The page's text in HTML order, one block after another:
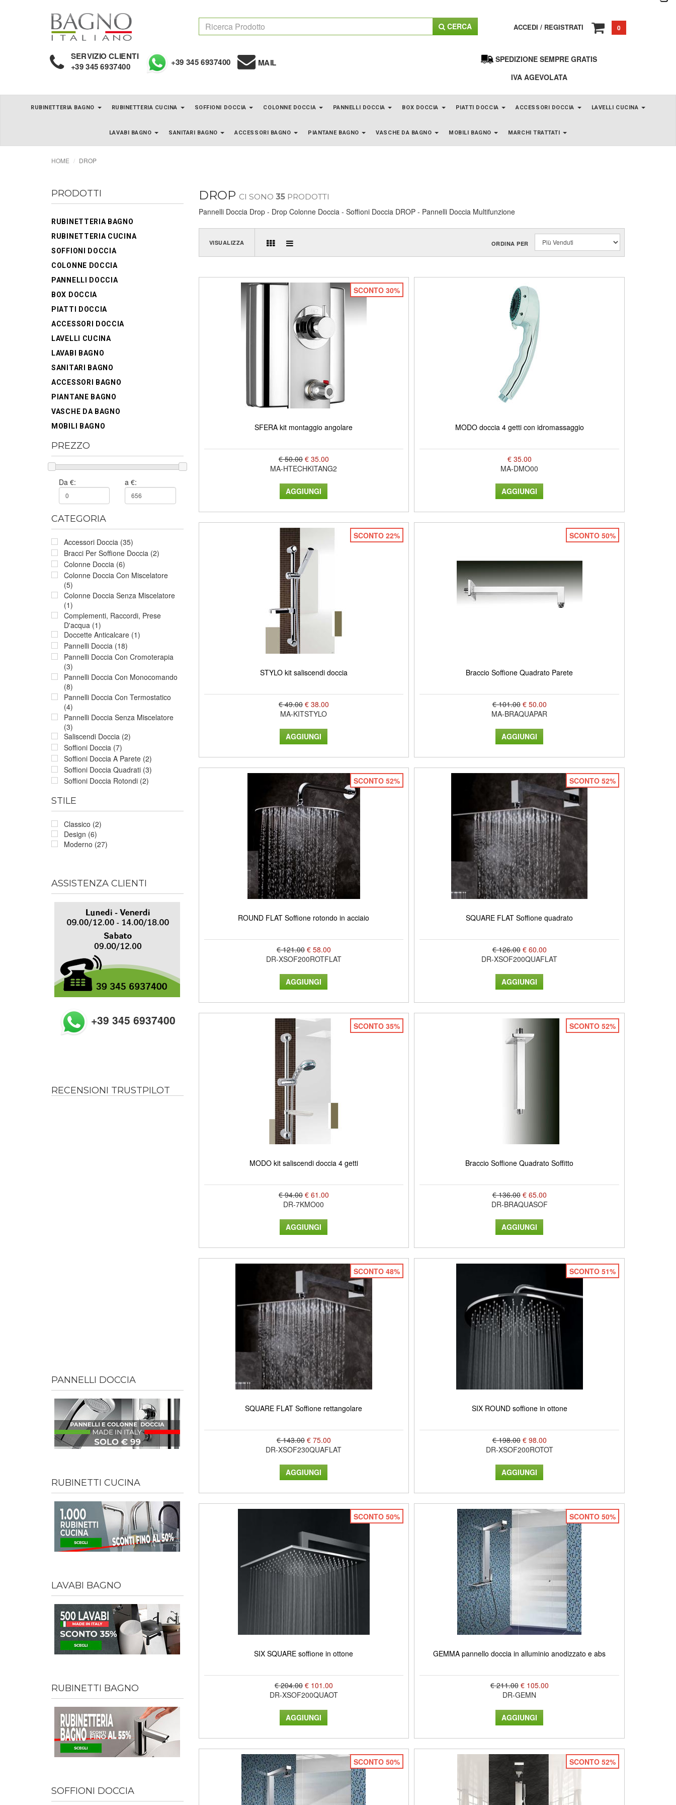
CERCA ACCEDI / REGISTRATI 0
SERVIZIO CLIENTI
+39 345 6937400 +39 345 6937400 MAIL
SPEDIZIONE SEMPRE GRATIS
IVA AGEVOLATA
RUBINETTERIA BAGNO RUBINETTERIA CUCINA SOFFIONI DOCCIA COLONNE DOCCIA PANNELLI DOCCIA BOX DOCCIA PIATTI DOCCIA ACCESSORI DOCCIA LAVELLI CUCINA
LAVABI BAGNO SANITARI BAGNO ACCESSORI BAGNO PIANTANE BAGNO VASCHE DA BAGNO MOBILI BAGNO MARCHI TRATTATI
HOME DROP
PRODOTTI
RUBINETTERIA BAGNO
RUBINETTERIA CUCINA
SOFFIONI DOCCIA
COLONNE DOCCIA
PANNELLI DOCCIA
BOX DOCCIA
PIATTI DOCCIA
ACCESSORI DOCCIA
LAVELLI CUCINA
LAVABI BAGNO
SANITARI BAGNO
ACCESSORI BAGNO
PIANTANE BAGNO
VASCHE DA BAGNO
MOBILI BAGNO
PREZZO
Da €: a €:
CATEGORIA
Accessori Doccia (35)
Bracci Per Soffione Doccia (2)
Colonne Doccia (6)
Colonne Doccia Con Miscelatore
(5)
Colonne Doccia Senza Miscelatore
(1)
Complementi, Raccordi, Prese
D'acqua (1)
Doccette Anticalcare (1)
Pannelli Doccia (18)
Pannelli Doccia Con Cromoterapia
(3)
Pannelli Doccia Con Monocomando
(8)
Pannelli Doccia Con Termostatico
(4)
Pannelli Doccia Senza Miscelatore
(3)
Saliscendi Doccia (2)
Soffioni Doccia (7)
Soffioni Doccia A Parete (2)
Soffioni Doccia Quadrati (3)
Soffioni Doccia Rotondi (2)
STILE
Classico (2)
Design (6)
Moderno (27)
ASSISTENZA CLIENTI
+39 345 6937400
RECENSIONI TRUSTPILOT
PANNELLI DOCCIA
RUBINETTI CUCINA
LAVABI BAGNO
RUBINETTI BAGNO
SOFFIONI DOCCIA
DROP CI SONO 35PRODOTTI
Pannelli Doccia Drop - Drop Colonne Doccia - Soffioni Doccia DROP - Pannelli Doccia Multifunzione
VISUALIZZA ORDINA PER
SCONTO 30%
SFERA kit montaggio angolare
€ 50.00 € 35.00
MA-HTECHKITANG2
MODO doccia 4 getti con idromassaggio
€ 35.00
MA-DMO00
SCONTO 22%
STYLO kit saliscendi doccia
€ 49.00 € 38.00
MA-KITSTYLO
SCONTO 50%
Braccio Soffione Quadrato Parete
€ 101.00 € 50.00
MA-BRAQUAPAR
SCONTO 52%
ROUND FLAT Soffione rotondo in acciaio
€ 121.00 € 58.00
DR-XSOF200ROTFLAT
SCONTO 52%
SQUARE FLAT Soffione quadrato
€ 126.00 € 60.00
DR-XSOF200QUAFLAT
SCONTO 35%
MODO kit saliscendi doccia 4 getti
€ 94.00 € 61.00
DR-7KMO00
SCONTO 52%
Braccio Soffione Quadrato Soffitto
€ 136.00 € 65.00
DR-BRAQUASOF
SCONTO 48%
SQUARE FLAT Soffione rettangolare
€ 143.00 € 75.00
DR-XSOF230QUAFLAT
SCONTO 51%
SIX ROUND soffione in ottone
€ 198.00 € 98.00
DR-XSOF200ROTOT
SCONTO 50%
SIX SQUARE soffione in ottone
€ 204.00 € 101.00
DR-XSOF200QUAOT
SCONTO 50%
GEMMA pannello doccia in alluminio anodizzato e abs
€ 211.00 € 105.00
DR-GEMN
SCONTO 50% SCONTO 52%